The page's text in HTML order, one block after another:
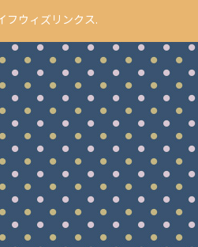
フウィズリンクス.